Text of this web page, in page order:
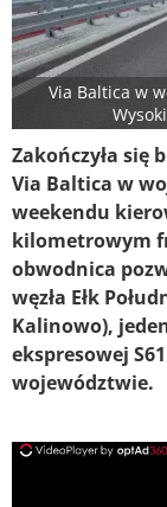
Via Baltica w
Zakończyła się
Via Baltica w
weekendu
kilometrowym
obwodnica
węzła Ełk
Kalinowo),
ekspresowej
województwie.